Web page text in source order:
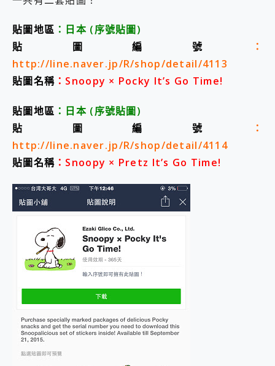
貼圖地區 ：日本 (序號貼圖)
貼圖編號
：
http://line.naver.jp/R/shop/detail/4113
貼圖名稱 ：Snoopy × Pocky It’s Go Time!
貼圖地區 ：日本 (序號貼圖)
貼圖編號
：
http://line.naver.jp/R/shop/detail/4114
貼圖名稱 ：Snoopy × Pretz It’s Go Time!